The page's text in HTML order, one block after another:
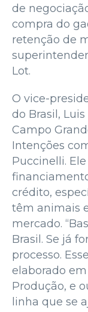
de
compra do
retenção de
Lot.
O vice-
do Brasil,
Campo
Intenções
Puccinelli.
crédito,
têm animais
mercado.
Brasil. Se já
processo.
elaborado
Produção, e
linha que se